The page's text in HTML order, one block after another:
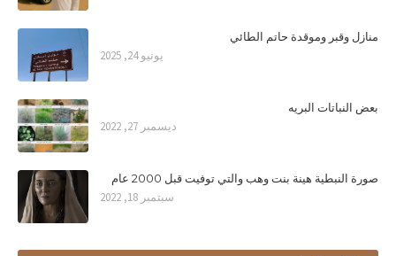
منازل وقبر وموقدة حاتم الطائي
يونيو 24, 2025
بعض النباتات البريه
ديسمبر 27, 2022
صورة النبطية هينة بنت وهب والتي توفيت قبل 2000 عام
سبتمبر 18, 2022